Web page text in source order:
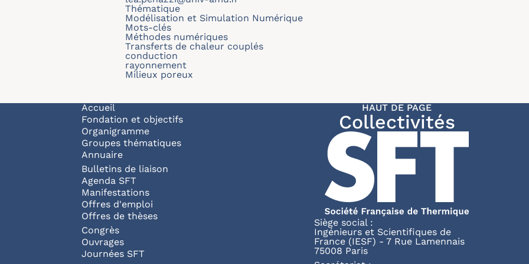
Thématique
Modélisation et Simulation Numérique
Mots-clés
Méthodes numériques
Transferts de chaleur couplés
conduction
rayonnement
Milieux poreux
Navigation principale
Accueil
Fondation et objectifs
Organigramme
Groupes thématiques
Annuaire
Bulletins de liaison
Agenda SFT
Manifestations
Offres d'emploi
Offres de thèses
Congrès
Ouvrages
Journées SFT
HAUT DE PAGE
Collectivités
Siège social :
Ingénieurs et Scientifiques de
France (IESF) - 7 Rue Lamennais
75008 Paris